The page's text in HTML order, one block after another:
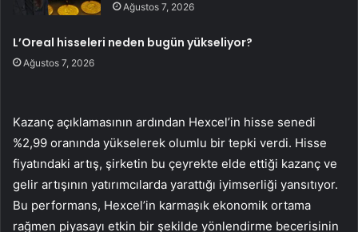
Ağustos 7, 2026
L’Oreal hisseleri neden bugün yükseliyor?
Ağustos 7, 2026
Kazanç açıklamasının ardından Hexcel’in hisse senedi
%2,99 oranında yükselerek olumlu bir tepki verdi. Hisse
fiyatındaki artış, şirketin bu çeyrekte elde ettiği kazanç ve
gelir artışının yatırımcılarda yarattığı iyimserliği yansıtıyor.
Bu performans, Hexcel’in karmaşık ekonomik ortama
rağmen piyasayı etkin bir şekilde yönlendirme becerisinin